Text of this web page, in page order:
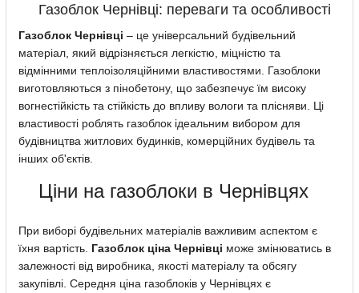
Газоблок Чернівці: переваги та особливості
Газоблок Чернівці – це універсальний будівельний
матеріал, який відрізняється легкістю, міцністю та
відмінними теплоізоляційними властивостями. Газоблоки
виготовляються з пінобетону, що забезпечує їм високу
вогнестійкість та стійкість до впливу вологи та плісняви. Ці
властивості роблять газоблок ідеальним вибором для
будівництва житлових будинків, комерційних будівель та
інших об'єктів.
Ціни на газоблоки в Чернівцях
При виборі будівельних матеріалів важливим аспектом є
їхня вартість. Газоблок ціна Чернівці може змінюватись в
залежності від виробника, якості матеріалу та обсягу
закупівлі. Середня ціна газоблоків у Чернівцях є